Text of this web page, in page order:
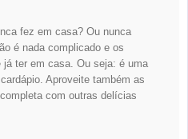
fez em casa? Ou nunca
é nada complicado e os
ter em casa. Ou seja: é uma
Aproveite também as
com outras delícias